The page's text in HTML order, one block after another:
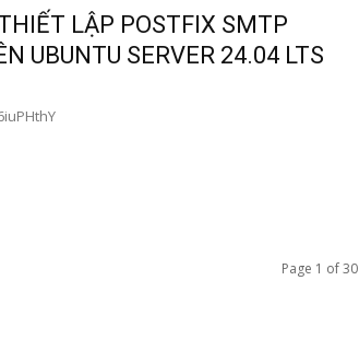
LẬP POSTFIX SMTP
UBUNTU SERVER 24.04 LTS
Page 1 of 30